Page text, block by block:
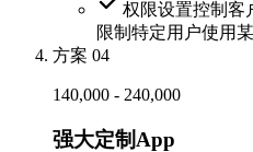
权限设置控制客
限制特定用户使用某
方案 04
140,000 - 240,000
强大定制App